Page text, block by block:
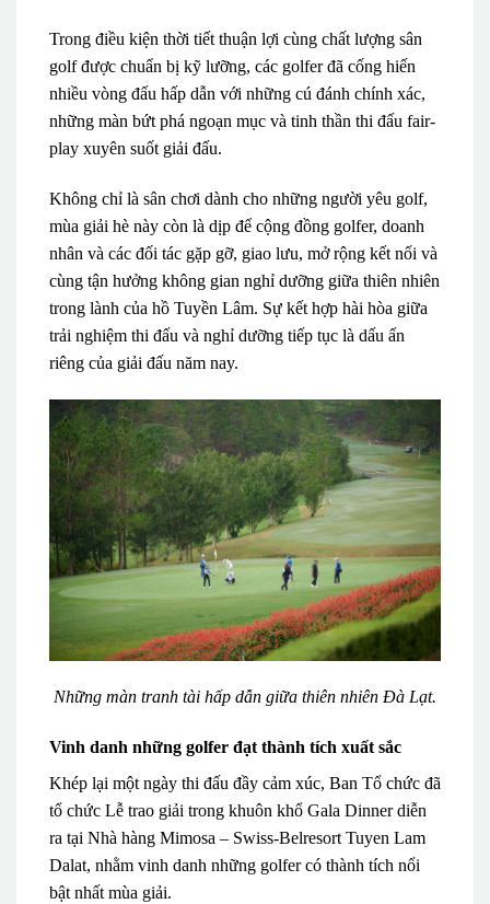
Trong điều kiện thời tiết thuận lợi cùng chất lượng sân
golf được chuẩn bị kỹ lưỡng, các golfer đã cống hiến
nhiều vòng đấu hấp dẫn với những cú đánh chính xác,
những màn bứt phá ngoạn mục và tinh thần thi đấu fair-
play xuyên suốt giải đấu.
Không chỉ là sân chơi dành cho những người yêu golf,
mùa giải hè này còn là dịp để cộng đồng golfer, doanh
nhân và các đối tác gặp gỡ, giao lưu, mở rộng kết nối và
cùng tận hưởng không gian nghỉ dưỡng giữa thiên nhiên
trong lành của hồ Tuyền Lâm. Sự kết hợp hài hòa giữa
trải nghiệm thi đấu và nghỉ dưỡng tiếp tục là dấu ấn
riêng của giải đấu năm nay.
Những màn tranh tài hấp dẫn giữa thiên nhiên Đà Lạt.
Vinh danh những golfer đạt thành tích xuất sắc
Khép lại một ngày thi đấu đầy cảm xúc, Ban Tổ chức đã
tổ chức Lễ trao giải trong khuôn khổ Gala Dinner diễn
ra tại Nhà hàng Mimosa – Swiss-Belresort Tuyen Lam
Dalat, nhằm vinh danh những golfer có thành tích nổi
bật nhất mùa giải.